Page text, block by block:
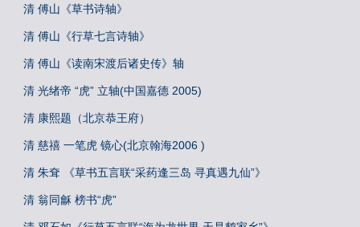
清 傅山《草书诗轴》
清 傅山《行草七言诗轴》
清 傅山《读南宋渡后诸史传》轴
清 光绪帝 “虎” 立轴(中国嘉德 2005)
清 康熙题（北京恭王府）
清 慈禧 一笔虎 镜心(北京翰海2006 )
清 朱耷 《草书五言联“采药逢三岛 寻真遇九仙”》
清 翁同龢 榜书“虎”